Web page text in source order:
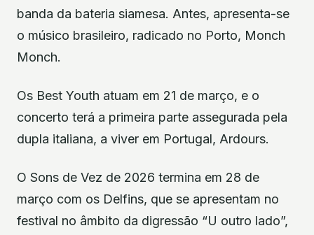
banda da bateria siamesa. Antes, apresenta-se
o músico brasileiro, radicado no Porto, Monch
Monch.
Os Best Youth atuam em 21 de março, e o
concerto terá a primeira parte assegurada pela
dupla italiana, a viver em Portugal, Ardours.
O Sons de Vez de 2026 termina em 28 de
março com os Delfins, que se apresentam no
festival no âmbito da digressão “U outro lado”,